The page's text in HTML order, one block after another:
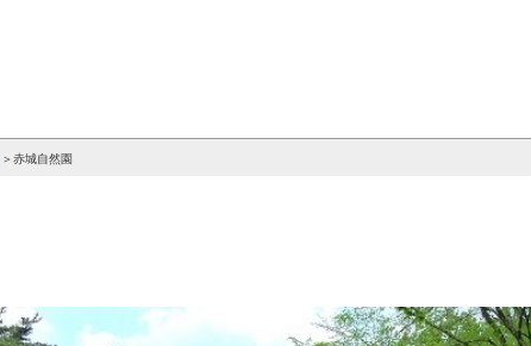
赤城自然園